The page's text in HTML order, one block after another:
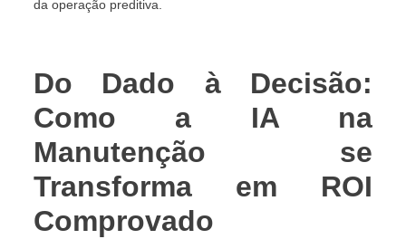
da operação preditiva.
Do Dado à Decisão:
Como a IA na
Manutenção se
Transforma em ROI
Comprovado